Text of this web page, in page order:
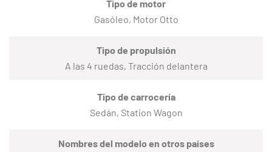
Tipo de motor
Gasóleo, Motor Otto
Tipo de propulsión
A las 4 ruedas, Tracción delantera
Tipo de carrocería
Sedán, Station Wagon
Nombres del modelo en otros países